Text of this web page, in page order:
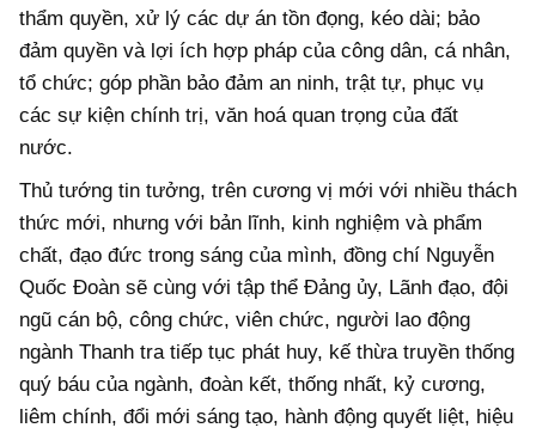
thẩm quyền, xử lý các dự án tồn đọng, kéo dài; bảo
đảm quyền và lợi ích hợp pháp của công dân, cá nhân,
tổ chức; góp phần bảo đảm an ninh, trật tự, phục vụ
các sự kiện chính trị, văn hoá quan trọng của đất
nước.
Thủ tướng tin tưởng, trên cương vị mới với nhiều thách
thức mới, nhưng với bản lĩnh, kinh nghiệm và phẩm
chất, đạo đức trong sáng của mình, đồng chí Nguyễn
Quốc Đoàn sẽ cùng với tập thể Đảng ủy, Lãnh đạo, đội
ngũ cán bộ, công chức, viên chức, người lao động
ngành Thanh tra tiếp tục phát huy, kế thừa truyền thống
quý báu của ngành, đoàn kết, thống nhất, kỷ cương,
liêm chính, đổi mới sáng tạo, hành động quyết liệt, hiệu